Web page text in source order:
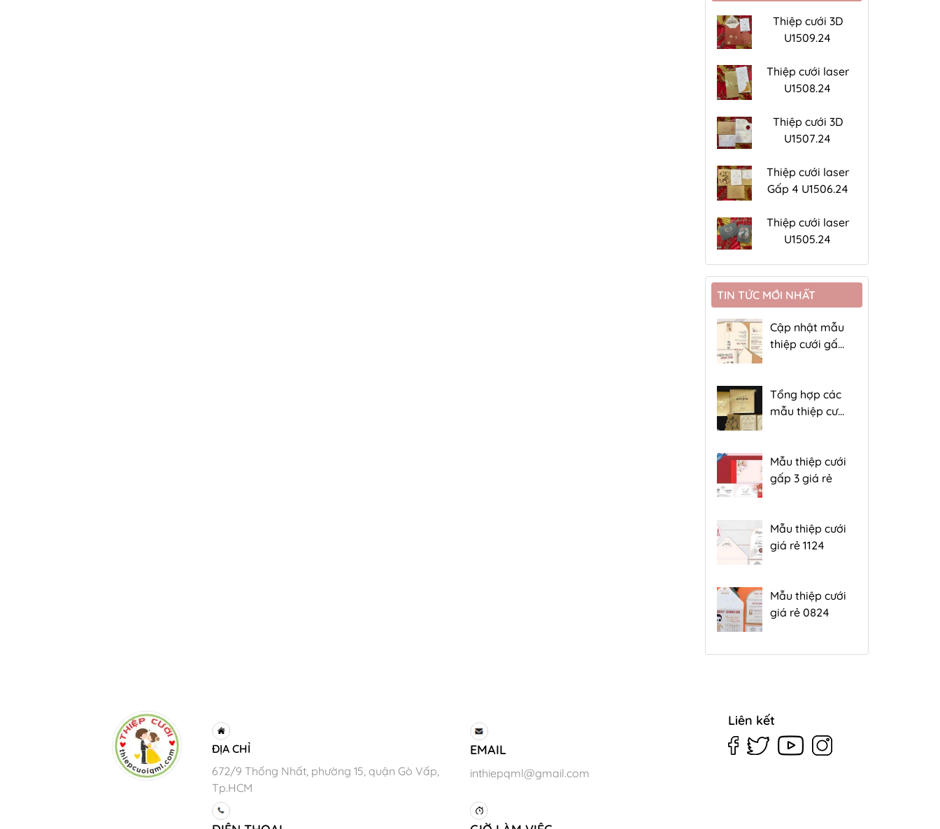
Thiệp cưới 3D
U1509.24
Thiệp cưới laser
U1508.24
Thiệp cưới 3D
U1507.24
Thiệp cưới laser
Gấp 4 U1506.24
Thiệp cưới laser
U1505.24
TIN TỨC MỚI NHẤT
Cập nhật mẫu
thiệp cưới gấp
Tổng hợp các
mẫu thiệp cưới
Mẫu thiệp cưới
gấp 3 giá rẻ
Mẫu thiệp cưới
giá rẻ 1124
Mẫu thiệp cưới
giá rẻ 0824
ĐỊA CHỈ
672/9 Thống Nhất, phường 15, quận Gò Vấp,
Tp.HCM
EMAIL
inthiepqml@gmail.com
Liên kết